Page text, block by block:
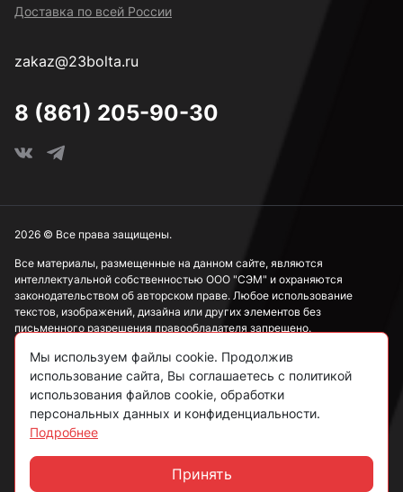
Под ключ 10 мм
Под ключ 15 мм
Под ключ 19 мм
Доставка по всей России
zakaz@23bolta.ru
8 (861) 205-90-30
Все материалы, размещенные на данном сайте, являются
интеллектуальной собственностью ООО "СЭМ" и охраняются
законодательством об авторском праве. Любое использование
текстов, изображений, дизайна или других элементов без
письменного разрешения правообладателя запрещено.
Информация, представленная на сайте, носит исключительно
ознакомительный характер и не может рассматриваться как
публичная оферта в соответствии со ст. 437 ГК РФ.
Политика конфиденциальности
Согласие на обработку данных
2026 © Все права защищены.
Мы используем файлы cookie. Продолжив
использование сайта, Вы соглашаетесь с политикой
использования файлов cookie, обработки
персональных данных и конфиденциальности.
Подробнее
Принять